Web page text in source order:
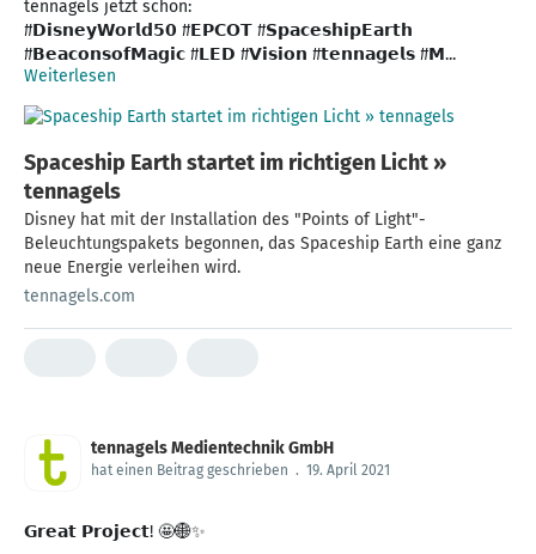
tennagels jetzt schon:
#𝗗𝗶𝘀𝗻𝗲𝘆𝗪𝗼𝗿𝗹𝗱𝟱𝟬 #𝗘𝗣𝗖𝗢𝗧 #𝗦𝗽𝗮𝗰𝗲𝘀𝗵𝗶𝗽𝗘𝗮𝗿𝘁𝗵
#𝗕𝗲𝗮𝗰𝗼𝗻𝘀𝗼𝗳𝗠𝗮𝗴𝗶𝗰 #𝗟𝗘𝗗 #𝗩𝗶𝘀𝗶𝗼𝗻 #𝘁𝗲𝗻𝗻𝗮𝗴𝗲𝗹𝘀 #𝗠...
Weiterlesen
Spaceship Earth startet im richtigen Licht »
tennagels
Disney hat mit der Installation des "Points of Light"-
Beleuchtungspakets begonnen, das Spaceship Earth eine ganz
neue Energie verleihen wird.
tennagels.com
tennagels Medientechnik GmbH
hat einen Beitrag geschrieben . 19. April 2021
𝗚𝗿𝗲𝗮𝘁 𝗣𝗿𝗼𝗷𝗲𝗰𝘁! 🤩🌐✨